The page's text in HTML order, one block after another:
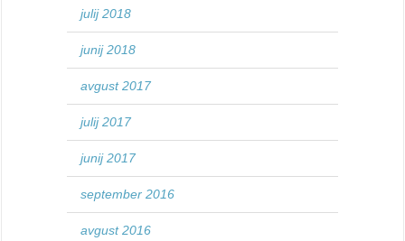
julij 2018
junij 2018
avgust 2017
julij 2017
junij 2017
september 2016
avgust 2016